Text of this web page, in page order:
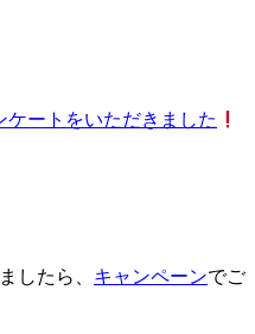
ケートをいただきました
したら、 キャンペーンでご